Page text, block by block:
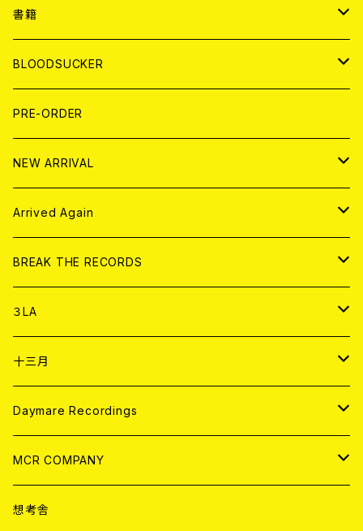
７EP
LP
WORLD
7EP
LP
JAPAN
T-shirt
HOOD
WORLD
T-shirt
HOOD
書籍
MAGAZINE
BOLLOCKS
EL ZINE
写真集 (PHOTOBOOK)
BLOODSUCKER
CD
アナログ
アパレル
書籍
DIGITAL CONTENTS
PRE-ORDER
NEW ARRIVAL
CD
アナログ
Arrived Again
CD
アナログ
BREAK THE RECORDS
CD
ANALOG
アパレル
３LA
CD
ANALOG
十三月
CD
ANALOG
Daymare Recordings
CD
ANALOG
MCR COMPANY
CD
想考舎